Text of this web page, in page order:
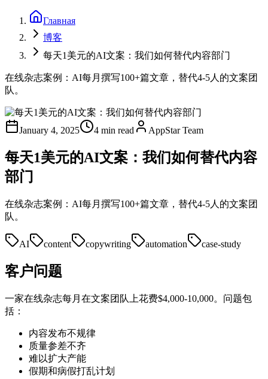
Главная
博客
每天1美元的AI文案：我们如何替代内容部门
在线杂志案例：AI每月撰写100+篇文章，替代4-5人的文案团
队。
January 4, 2025 4 min read AppStar Team
每天1美元的AI文案：我们如何替代内容
部门
在线杂志案例：AI每月撰写100+篇文章，替代4-5人的文案团
队。
AI content copywriting automation case-study
客户问题
一家在线杂志每月在文案团队上花费$4,000-10,000。问题包
括：
内容发布不规律
质量参差不齐
难以扩大产能
假期和病假打乱计划